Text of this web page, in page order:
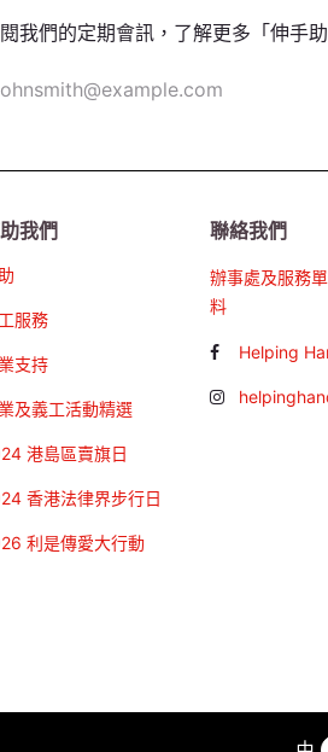
我們的定期會訊，了解更多「伸手
我們
服務
支持
及義工活動精選
港島區賣旗日
香港法律界步行日
利是傳愛大行動
聯絡我們
辦事處及服務
料
Helping